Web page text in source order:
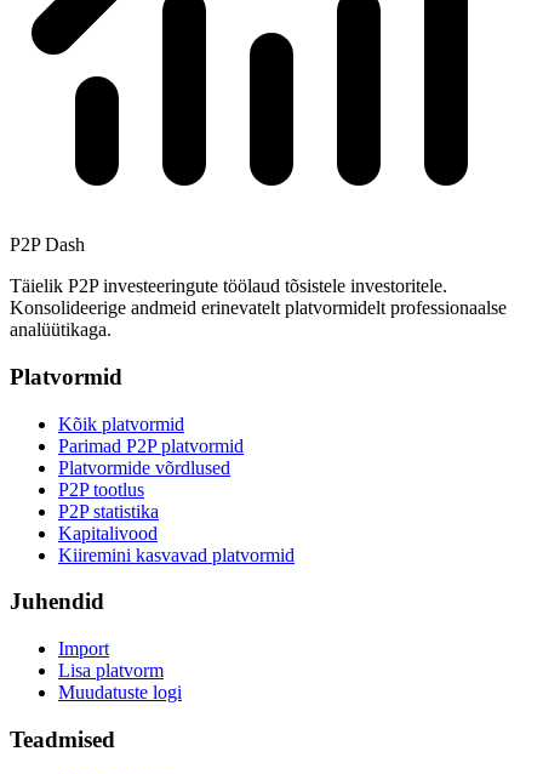
P2P Dash
Täielik P2P investeeringute töölaud tõsistele investoritele.
Konsolideerige andmeid erinevatelt platvormidelt professionaalse
analüütikaga.
Platvormid
Kõik platvormid
Parimad P2P platvormid
Platvormide võrdlused
P2P tootlus
P2P statistika
Kapitalivood
Kiiremini kasvavad platvormid
Juhendid
Import
Lisa platvorm
Muudatuste logi
Teadmised